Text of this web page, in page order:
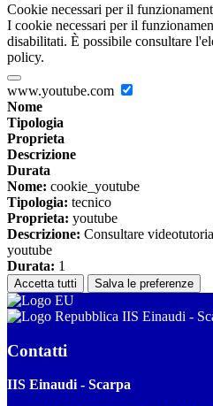
Cookie necessari per il
I cookie necessari per il
disabilitati. È possibile consultare
policy.
www.youtube.com
Nome
Tipologia
Proprieta
Descrizione
Durata
Nome: cookie_youtube
Tipologia: tecnico
Proprieta: youtube
Descrizione: Consultare
youtube
Durata: 1
Accetta tutti Salva le preferenze
IIS Einaudi -
Contatti
IIS Einaudi - Scarpa